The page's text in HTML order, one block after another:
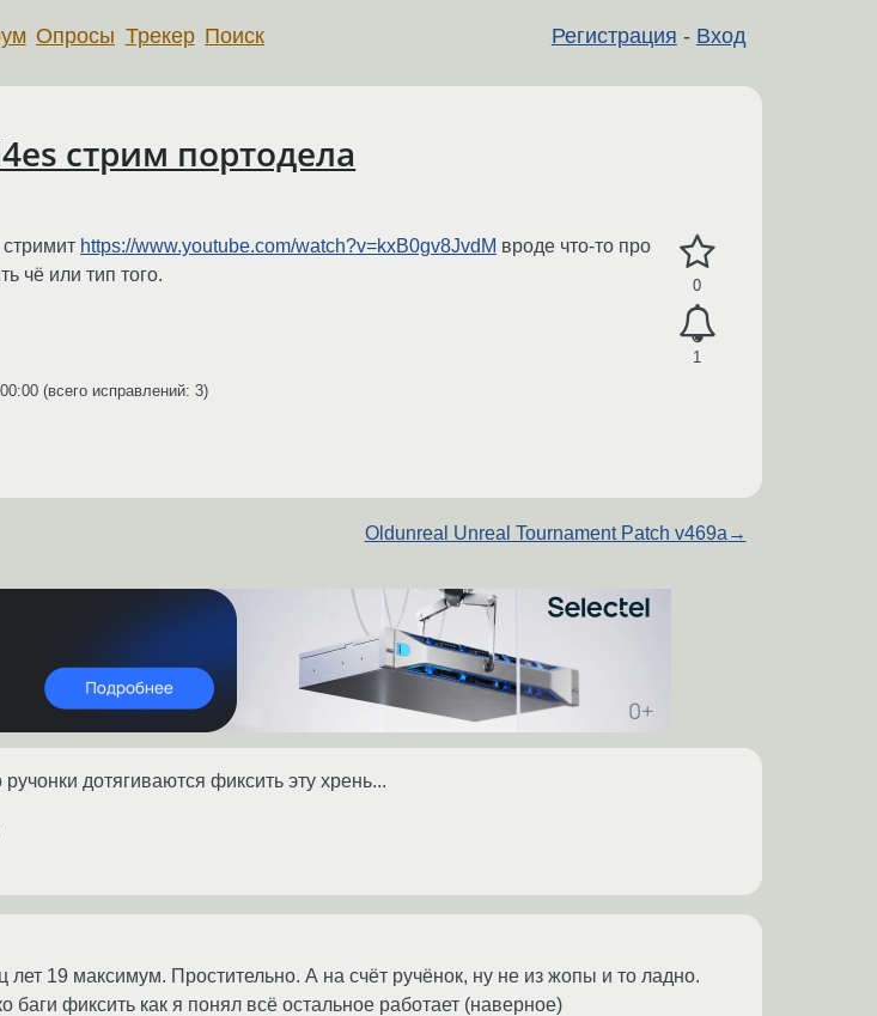
Регистрация - Вход
Опросы Трекер Поиск
стрим портодела
0
1
https://www.youtube.com/watch?v=kxB0gv8JvdM вроде что-то про
чё или тип того.
(всего исправлений: 3)
Oldunreal Unreal Tournament Patch v469a →
дотягиваются фиксить эту хрень...
19 максимум. Простительно. А на счёт ручёнок, ну не из жопы и то ладно.
баги фиксить как я понял всё остальное работает (наверное)